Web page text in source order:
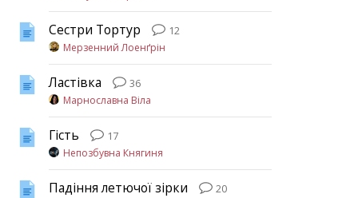
Сестри Тортур
12
Мерзенний Лоенґрін
Ластівка
36
Марнославна Віла
Гість
17
Непозбувна Княгиня
Падіння летючої зірки
20